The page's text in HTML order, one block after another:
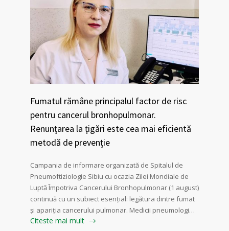
Fumatul rămâne principalul factor de risc
pentru cancerul bronhopulmonar.
Renunțarea la țigări este cea mai eficientă
metodă de prevenție
Campania de informare organizată de Spitalul de
Pneumoftiziologie Sibiu cu ocazia Zilei Mondiale de
Luptă Împotriva Cancerului Bronhopulmonar (1 august)
continuă cu un subiect esențial: legătura dintre fumat
și apariția cancerului pulmonar. Medicii pneumologi…
Citeste mai mult